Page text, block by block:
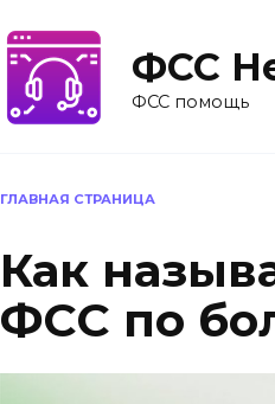
ФСС
ФСС помощь
ГЛАВНАЯ СТРАНИЦА
Как
ФСС по